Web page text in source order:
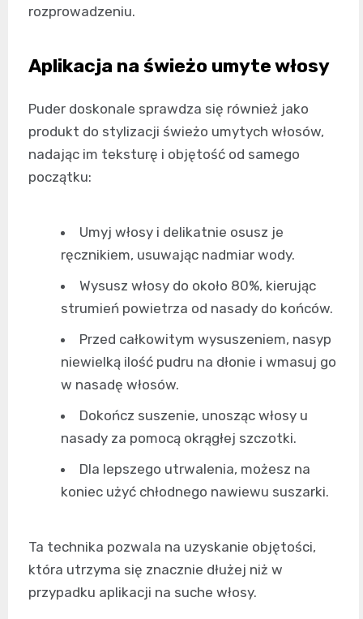
rozprowadzeniu.
Aplikacja na świeżo umyte włosy
Puder doskonale sprawdza się również jako
produkt do stylizacji świeżo umytych włosów,
nadając im teksturę i objętość od samego
początku:
Umyj włosy i delikatnie osusz je
ręcznikiem, usuwając nadmiar wody.
Wysusz włosy do około 80%, kierując
strumień powietrza od nasady do końców.
Przed całkowitym wysuszeniem, nasyp
niewielką ilość pudru na dłonie i wmasuj go
w nasadę włosów.
Dokończ suszenie, unosząc włosy u
nasady za pomocą okrągłej szczotki.
Dla lepszego utrwalenia, możesz na
koniec użyć chłodnego nawiewu suszarki.
Ta technika pozwala na uzyskanie objętości,
która utrzyma się znacznie dłużej niż w
przypadku aplikacji na suche włosy.